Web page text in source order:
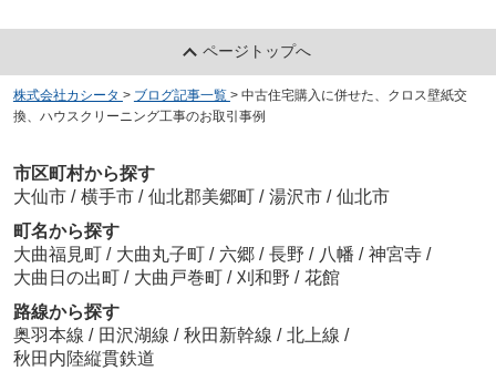
ページトップへ
株式会社カシータ > ブログ記事一覧 > 中古住宅購入に併せた、クロス壁紙交
換、ハウスクリーニング工事のお取引事例
市区町村から探す
大仙市 / 横手市 / 仙北郡美郷町 / 湯沢市 / 仙北市
町名から探す
大曲福見町 / 大曲丸子町 / 六郷 / 長野 / 八幡 / 神宮寺 /
大曲日の出町 / 大曲戸巻町 / 刈和野 / 花館
路線から探す
奥羽本線 / 田沢湖線 / 秋田新幹線 / 北上線 /
秋田内陸縦貫鉄道